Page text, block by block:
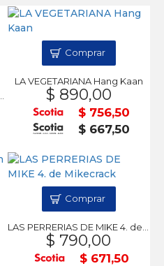
LA VEGETARIANA Hang Kaan
$ 890,00
$ 756,50
$ 667,50
Comprar
$ 790,00
$ 671,50
Comprar